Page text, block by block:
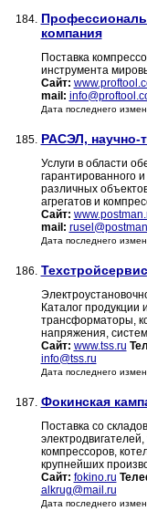
184.
компания
Поставка
инструмента
Сайт:
mail:
Дата последнего
185. РАСЭЛ, научно-
Услуги в области
гарантированного
различных
агрегатов и
Сайт:
mail:
Дата последнего
186.
Каталог продукции
трансформаторы,
напряжения,
Сайт: www.tss.ru
info@tss.ru
Дата последнего
187. Фокинская
Поставка со
компрессоров,
крупнейших
Сайт: fokino.ru
alkrug@mail.ru
Дата последнего